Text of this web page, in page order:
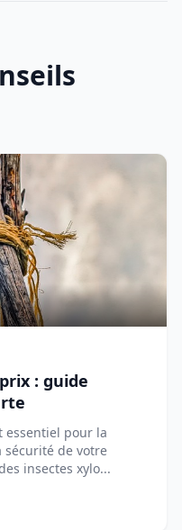
: guide
essentiel pour la
de votre
insectes xylo...